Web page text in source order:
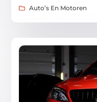
Auto’s En Motoren